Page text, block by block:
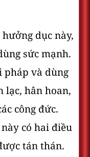
dục này,
sức mạnh.
pháp và dùng
lạc, hân hoan,
công đức.
có hai điều
tán thán.